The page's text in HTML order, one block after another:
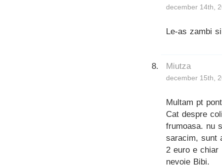
december 14th,
Le-as zambi
Miutza
december 15th,
Multam pt
Cat despre
frumoasa. nu
saracim, sunt
2 euro e chiar
nevoie Bibi.